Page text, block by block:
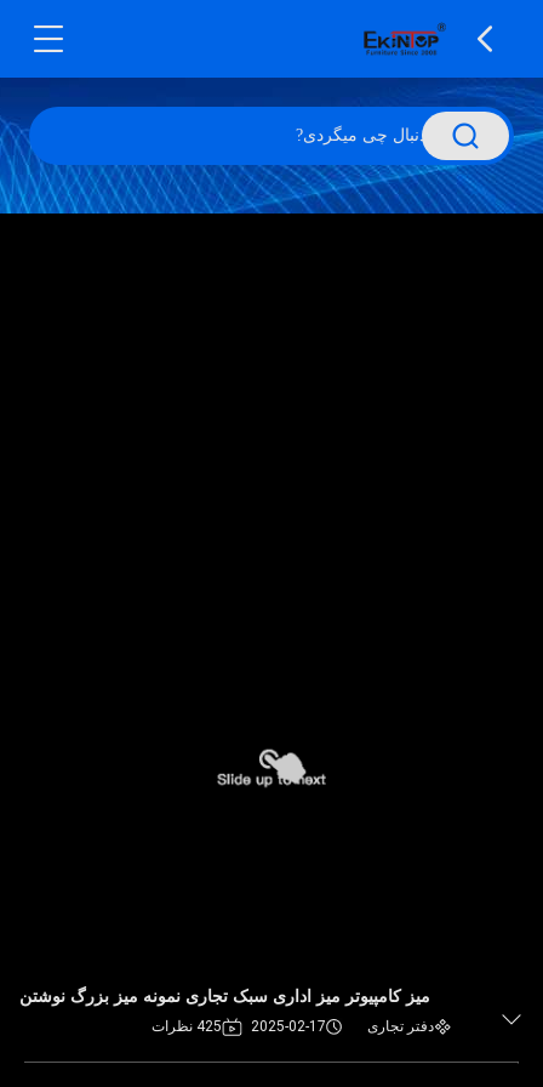
میز کامپیوتر میز اداری سبک تجاری نمونه میز بزرگ نوشتن
دفتر تجاری 2025-02-17 425 نظرات